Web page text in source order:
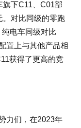
旗下C11、C01部
。对比同级的零跑
电车同级对比
置上与其他产品相
获得了更高的竞
力们，在2023年